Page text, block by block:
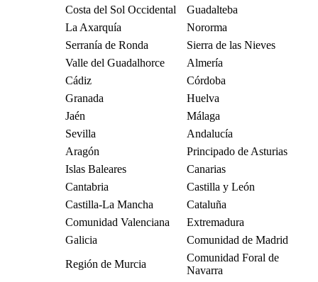
Costa del Sol Occidental
Guadalteba
La Axarquía
Nororma
Serranía de Ronda
Sierra de las Nieves
Valle del Guadalhorce
Almería
Cádiz
Córdoba
Granada
Huelva
Jaén
Málaga
Sevilla
Andalucía
Aragón
Principado de Asturias
Islas Baleares
Canarias
Cantabria
Castilla y León
Castilla-La Mancha
Cataluña
Comunidad Valenciana
Extremadura
Galicia
Comunidad de Madrid
Región de Murcia
Comunidad Foral de
Navarra